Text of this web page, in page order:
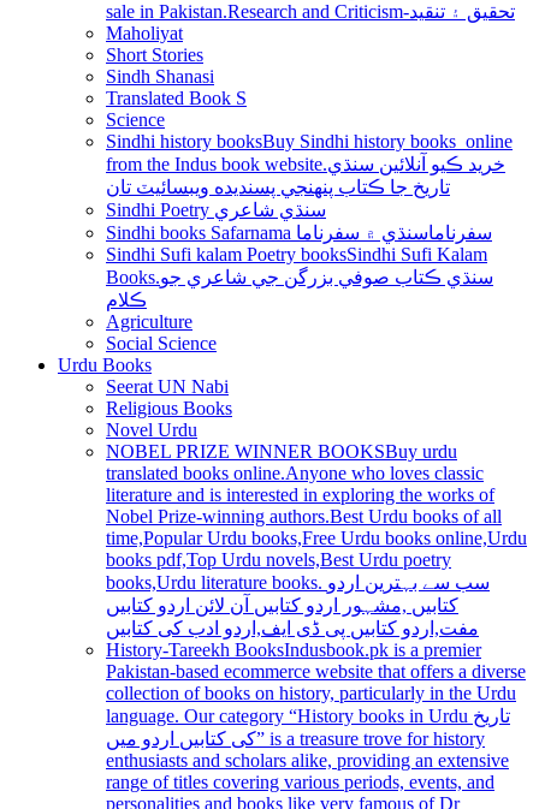
sale in Pakistan.Research and Criticism-تحقيق ۽ تنقيد
Maholiyat
Short Stories
Sindh Shanasi
Translated Book S
Science
Sindhi history booksBuy Sindhi history books online
from the Indus book website.خريد ڪيو آنلائين سنڌي
تاريخ جا ڪتاب پنھنجي پسنديده ويبسائيٽ تان
Sindhi Poetry سنڌي شاعري
Sindhi books Safarnama سفرناماسنڌي ۾ سفرناما
Sindhi Sufi kalam Poetry booksSindhi Sufi Kalam
Books.سنڌي ڪتاب صوفي بزرگن جي شاعري جو
ڪلام
Agriculture
Social Science
Urdu Books
Seerat UN Nabi
Religious Books
Novel Urdu
NOBEL PRIZE WINNER BOOKSBuy urdu
translated books online.Anyone who loves classic
literature and is interested in exploring the works of
Nobel Prize-winning authors.Best Urdu books of all
time,Popular Urdu books,Free Urdu books online,Urdu
books pdf,Top Urdu novels,Best Urdu poetry
books,Urdu literature books. سب سے بہترین اردو
کتابیں ,مشہور اردو کتابیں آن لائن اردو کتابیں
مفت,اردو کتابیں پی ڈی ایف,اردو ادب کی کتابیں
History-Tareekh BooksIndusbook.pk is a premier
Pakistan-based ecommerce website that offers a diverse
collection of books on history, particularly in the Urdu
language. Our category “History books in Urdu تاریخ
کی کتابیں اردو میں” is a treasure trove for history
enthusiasts and scholars alike, providing an extensive
range of titles covering various periods, events, and
personalities and books like very famous of Dr